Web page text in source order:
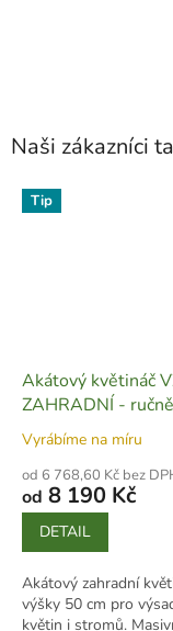
Naši zákazníci
Tip
Akátový květináč
ZAHRADNÍ - ručně
vyrobený (výška 50
Z01
Vyrábíme na míru
od 6 768,60 Kč bez
od 8 190 Kč
DETAIL
Akátový zahradní
výšky 50 cm pro
květin i stromů.